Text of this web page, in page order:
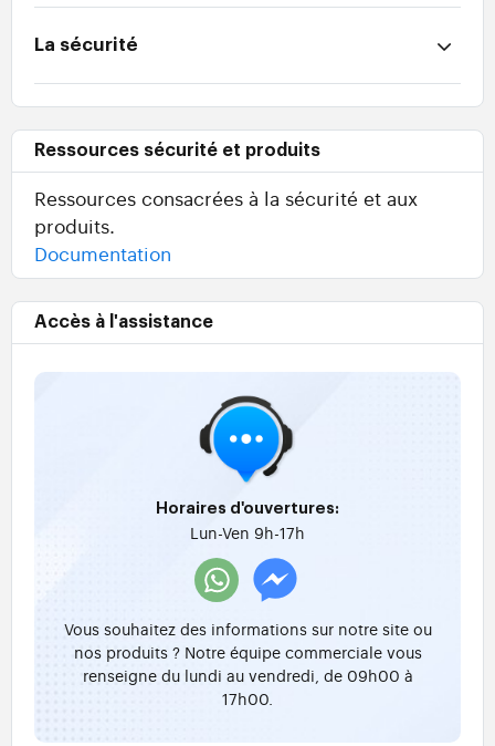
La sécurité
Ressources sécurité et produits
Ressources consacrées à la sécurité et aux
produits.
Documentation
Accès à l'assistance
Horaires d'ouvertures:
Lun-Ven 9h-17h
Vous souhaitez des informations sur notre site ou
nos produits ? Notre équipe commerciale vous
renseigne du lundi au vendredi, de 09h00 à
17h00.